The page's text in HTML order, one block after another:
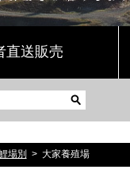
直送販売
場別 大家養殖場